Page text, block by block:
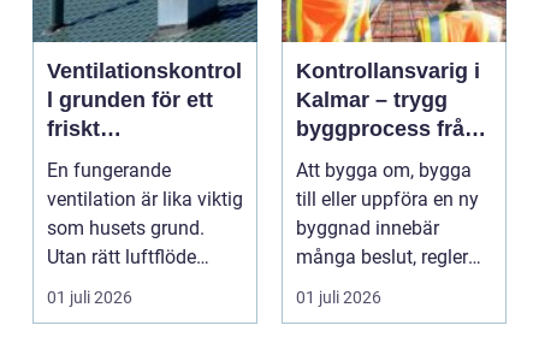
Ventilationskontrol
friskt
inomhusklimat
En fungerande
ventilation är lika viktig
som husets grund.
Utan rätt luftflöde
påverkas både
hälsan,...
01 juli 2026
Kontrollansvarig i
Kalmar – trygg
byggprocess från
start till mål
Att bygga om, bygga
till eller uppföra en ny
byggnad innebär
många beslut, regler
oc...
01 juli 2026